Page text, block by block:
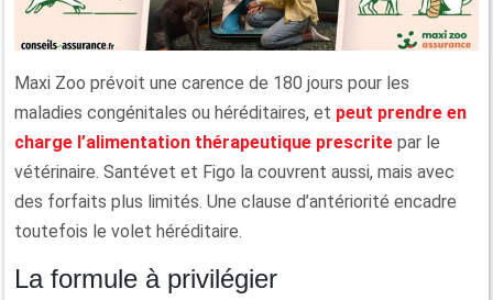
Maxi Zoo prévoit une carence de 180 jours pour les
maladies congénitales ou héréditaires, et peut prendre en
charge l’alimentation thérapeutique prescrite par le
vétérinaire. Santévet et Figo la couvrent aussi, mais avec
des forfaits plus limités. Une clause d’antériorité encadre
toutefois le volet héréditaire.
La formule à privilégier